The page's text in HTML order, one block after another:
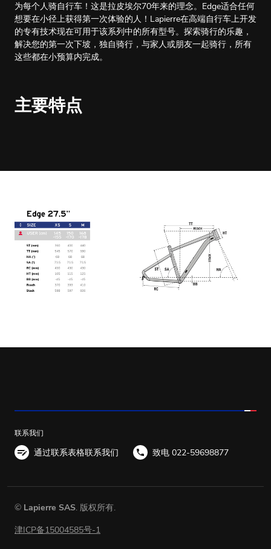
为每个人骑自行车！这是拉皮埃尔70年来的理念。Edge适合任何
想要在小径上获得第一次体验的人！Lapierre在高端自行车上开发
的专有技术现在可用于该系列中的所有型号。探索骑行的乐趣，
解决您的第一次下坡，独自骑行，与家人或朋友一起骑行，所有
这些都在小预算内完成。
主要特点
联系我们
通过联系表格联系我们 致电 022-59698877
© Lapierre SAS. 版权所有.
津ICP备15004585号-1